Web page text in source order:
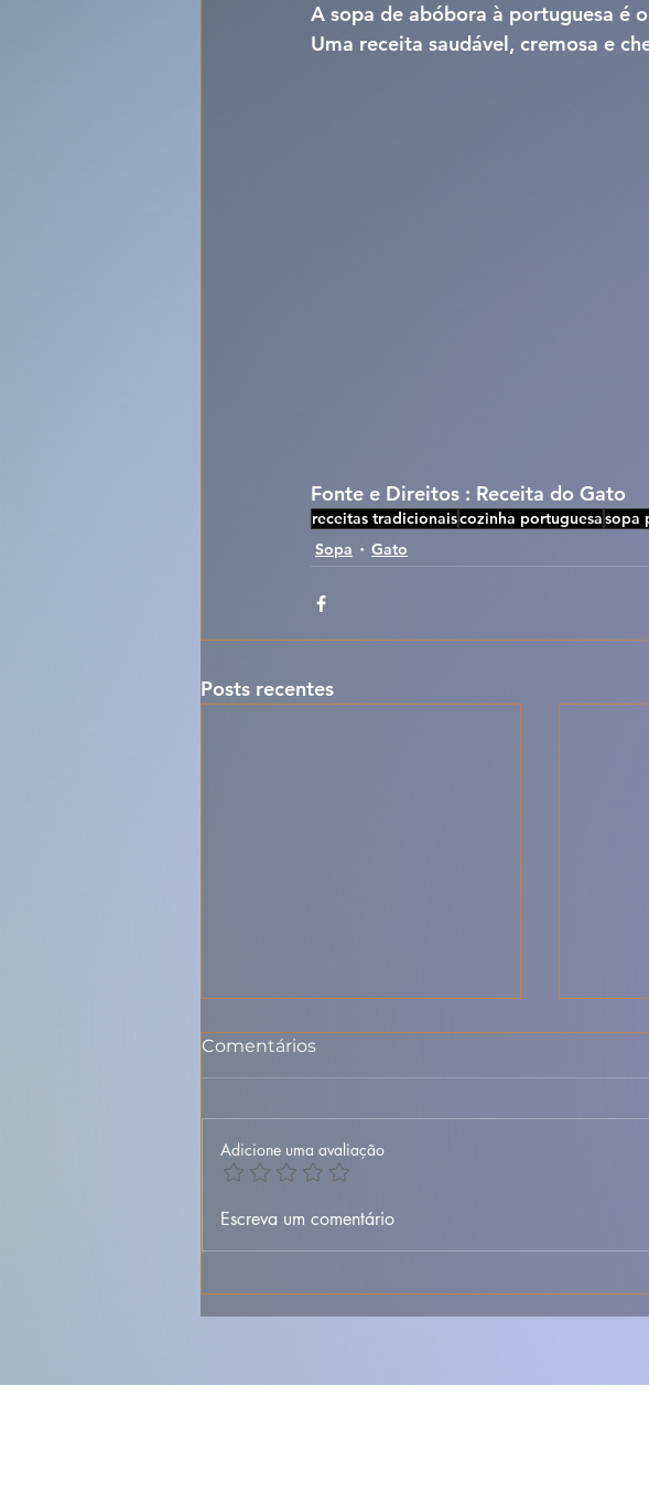
A sopa de abóbora à portuguesa é
Uma receita saudável, cremosa e
Fonte e Direitos : Receita do Gato
receitas tradicionaiscozinha portuguesasopa
Sopa
Gato
Posts recentes
Sopa de Entulho – Receita
Comentários
Adicione uma avaliação
Escreva um comentário